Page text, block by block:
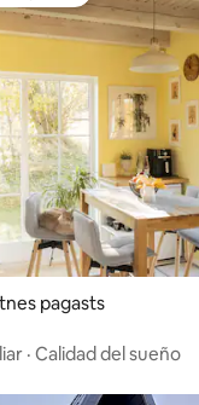
pagasts
· Calidad del sueño